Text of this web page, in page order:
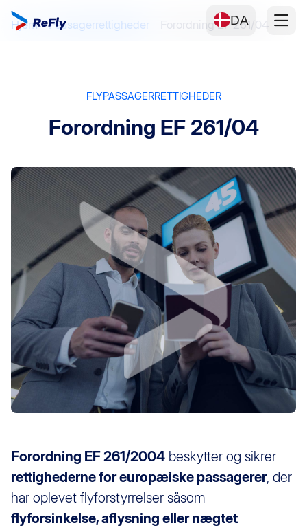
DA
Hjem Passagerrettigheder Forordning EF 261/04
FLYPASSAGERRETTIGHEDER
Forordning EF 261/04
Forordning EF 261/2004 beskytter og sikrer
rettighederne for europæiske passagerer, der
har oplevet flyforstyrrelser såsom
flyforsinkelse, aflysning eller nægtet